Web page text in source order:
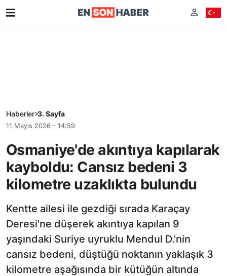
Haberler 3. Sayfa
11 Mayıs 2026 - 14:59
Osmaniye'de akıntıya kapılarak
kayboldu: Cansız bedeni 3
kilometre uzaklıkta bulundu
Kentte ailesi ile gezdiği sırada Karaçay
Deresi'ne düşerek akıntıya kapılan 9
yaşındaki Suriye uyruklu Mendul D.'nin
cansız bedeni, düştüğü noktanın yaklaşık 3
kilometre aşağısında bir kütüğün altında